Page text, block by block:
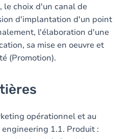
le choix d'un canal de
d'implantation d'un point
l'élaboration d'une
sa mise en oeuvre et
(Promotion).
opérationnel et au
1.1. Produit :